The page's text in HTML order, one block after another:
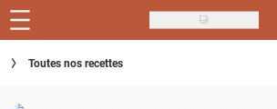
Skip
to
main
Recettes
Inspirations
Toutes nos recettes